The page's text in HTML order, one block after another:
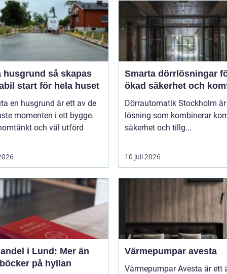
så skapas
start för hela huset
en husgrund är ett av de
momenten i ett bygge.
och väl utförd
Smarta dörrlösningar
ökad säkerhet och
Dörrautomatik Stockholm
lösning som kombinerar
säkerhet och tillg...
10 juli 2026
i Lund: Mer än
på hyllan
Värmepumpar avesta
Värmepumpar Avesta är ett